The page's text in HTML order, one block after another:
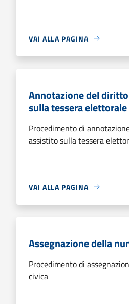
VAI ALLA PAGINA
Annotazione del
sulla tessera elettorale
Procedimento di
assistito sulla tessera
VAI ALLA PAGINA
Assegnazione della
Procedimento di
civica